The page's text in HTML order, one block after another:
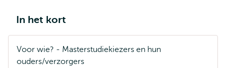
In het kort
Voor wie? - Masterstudiekiezers en hun
ouders/verzorgers